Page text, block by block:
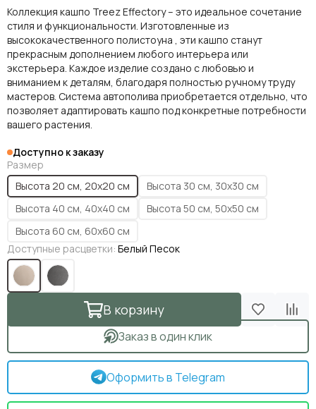
Коллекция кашпо Treez Effectory – это идеальное сочетание
стиля и функциональности. Изготовленные из
высококачественного полистоуна , эти кашпо станут
прекрасным дополнением любого интерьера или
экстерьера. Каждое изделие создано с любовью и
вниманием к деталям, благодаря полностью ручному труду
мастеров. Система автополива приобретается отдельно, что
позволяет адаптировать кашпо под конкретные потребности
вашего растения.
Доступно к заказу
Размер
Высота 20 см, 20х20 см
Высота 30 см, 30х30 см
Высота 40 см, 40х40 см
Высота 50 см, 50х50 см
Высота 60 см, 60х60 см
Доступные расцветки: Белый Песок
В корзину
Заказ в один клик
Оформить в Telegram